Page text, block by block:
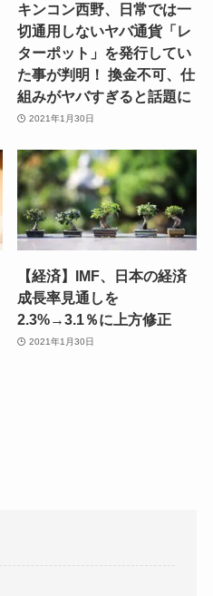
キンコン西野、日常では一
切通用しないヤバ通貨「レ
ターポット」を発行してい
た事が判明！ 換金不可、仕
組みがヤバすぎると話題に
2021年1月30日
【経済】IMF、日本の経済
成長率見通しを
2.3%→3.1％に上方修正
2021年1月30日